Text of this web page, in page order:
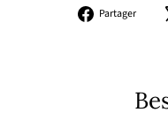
Partager